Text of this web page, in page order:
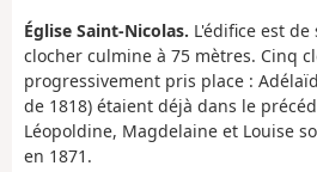
Église Saint-Nicolas. L'édifice est
clocher culmine à 75 mètres. Cinq
progressivement pris place :
de 1818) étaient déjà dans le
Léopoldine, Magdelaine et Louise
en 1871.